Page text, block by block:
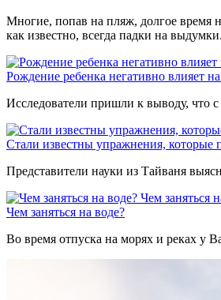
Многие, попав на пляж, долгое время
как известно, всегда падки на выдумки.
Рождение ребенка негативно влияет
Исследователи пришли к выводу, что
Стали известны упражнения, которые
Представители науки из Тайваня
Чем заняться
Чем заняться на воде?
Во время отпуска на морях и реках у